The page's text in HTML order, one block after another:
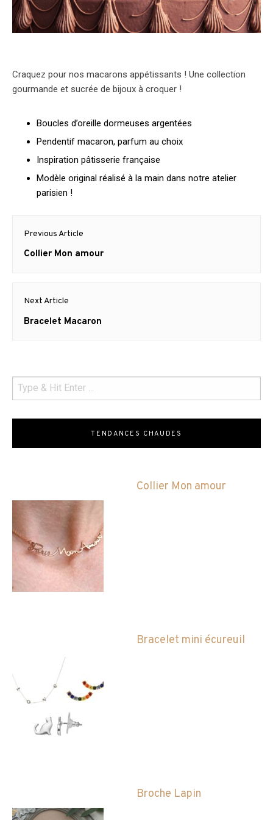
Craquez pour nos macarons appétissants ! Une collection
gourmande et sucrée de bijoux à croquer !
Boucles d’oreille dormeuses argentées
Pendentif macaron, parfum au choix
Inspiration pâtisserie française
Modèle original réalisé à la main dans notre atelier
parisien !
Post
navigation
Previous Article
Previous
Collier Mon amour
Next Article
Next
Bracelet Macaron
TENDANCES CHAUDES
Collier Mon amour
Bracelet mini écureuil
Broche Lapin